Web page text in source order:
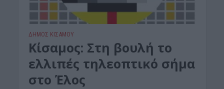
ΔΉΜΟΣ ΚΙΣΆΜΟΥ
Κίσαμος: Στη βουλή το
ελλιπές τηλεοπτικό σήμα
στο Έλος